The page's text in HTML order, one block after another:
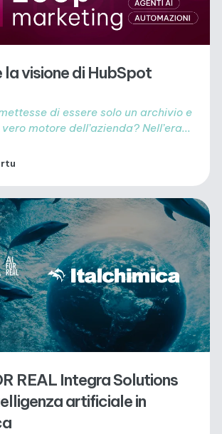
la visione di HubSpot
di essere solo un archivio e
motore dell’azienda? Nell’era...
REAL Integra Solutions
artificiale in